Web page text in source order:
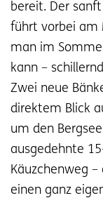
bereit. Der
führt vorbei am
man im
kann –
Zwei neue
direktem Blick
um den
ausgedehnte
Käuzchenweg
einen ganz